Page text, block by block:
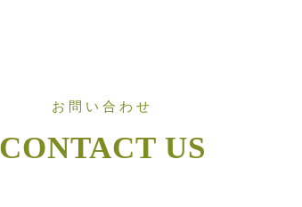
お問い合わせ
CONTACT US